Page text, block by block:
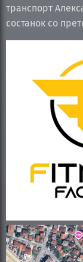
транспорт
состанок со